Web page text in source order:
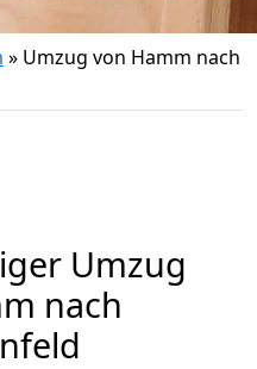
» Umzug von Hamm nach
Umzug
nach